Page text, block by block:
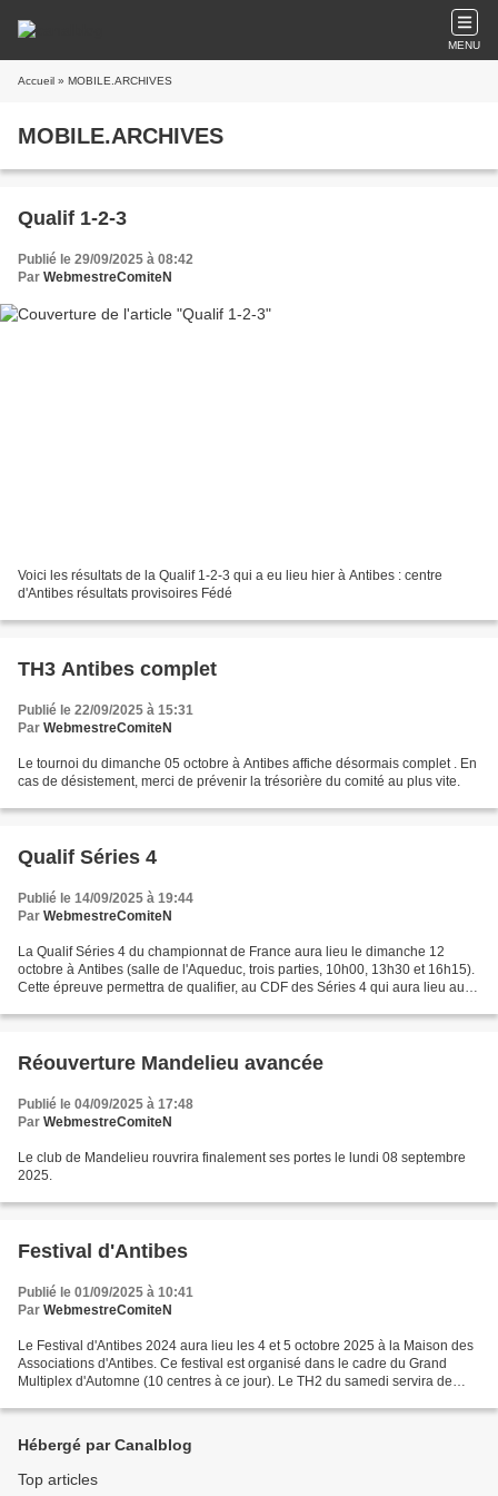
MENU
Accueil » MOBILE.ARCHIVES
MOBILE.ARCHIVES
Qualif 1-2-3
Publié le 29/09/2025 à 08:42
Par WebmestreComiteN
Voici les résultats de la Qualif 1-2-3 qui a eu lieu hier à Antibes : centre
d'Antibes résultats provisoires Fédé
TH3 Antibes complet
Publié le 22/09/2025 à 15:31
Par WebmestreComiteN
Le tournoi du dimanche 05 octobre à Antibes affiche désormais complet . En
cas de désistement, merci de prévenir la trésorière du comité au plus vite.
Qualif Séries 4
Publié le 14/09/2025 à 19:44
Par WebmestreComiteN
La Qualif Séries 4 du championnat de France aura lieu le dimanche 12
octobre à Antibes (salle de l'Aqueduc, trois parties, 10h00, 13h30 et 16h15).
Cette épreuve permettra de qualifier, au CDF des Séries 4 qui aura lieu au
Réouverture Mandelieu avancée
Publié le 04/09/2025 à 17:48
Par WebmestreComiteN
Le club de Mandelieu rouvrira finalement ses portes le lundi 08 septembre
2025.
Festival d'Antibes
Publié le 01/09/2025 à 10:41
Par WebmestreComiteN
Le Festival d'Antibes 2024 aura lieu les 4 et 5 octobre 2025 à la Maison des
Associations d'Antibes. Ce festival est organisé dans le cadre du Grand
Multiplex d'Automne (10 centres à ce jour). Le TH2 du samedi servira de
Hébergé par Canalblog
Top articles